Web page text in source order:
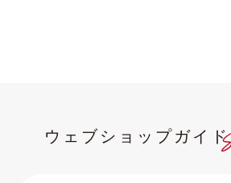
ウェブショップガイド